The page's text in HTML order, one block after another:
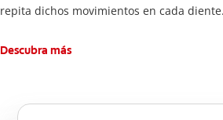
repita dichos movimientos en cada
atrás hacia adelante. Cepille la superficie
atrás, arriba y abajo, en la parte
Descubra más